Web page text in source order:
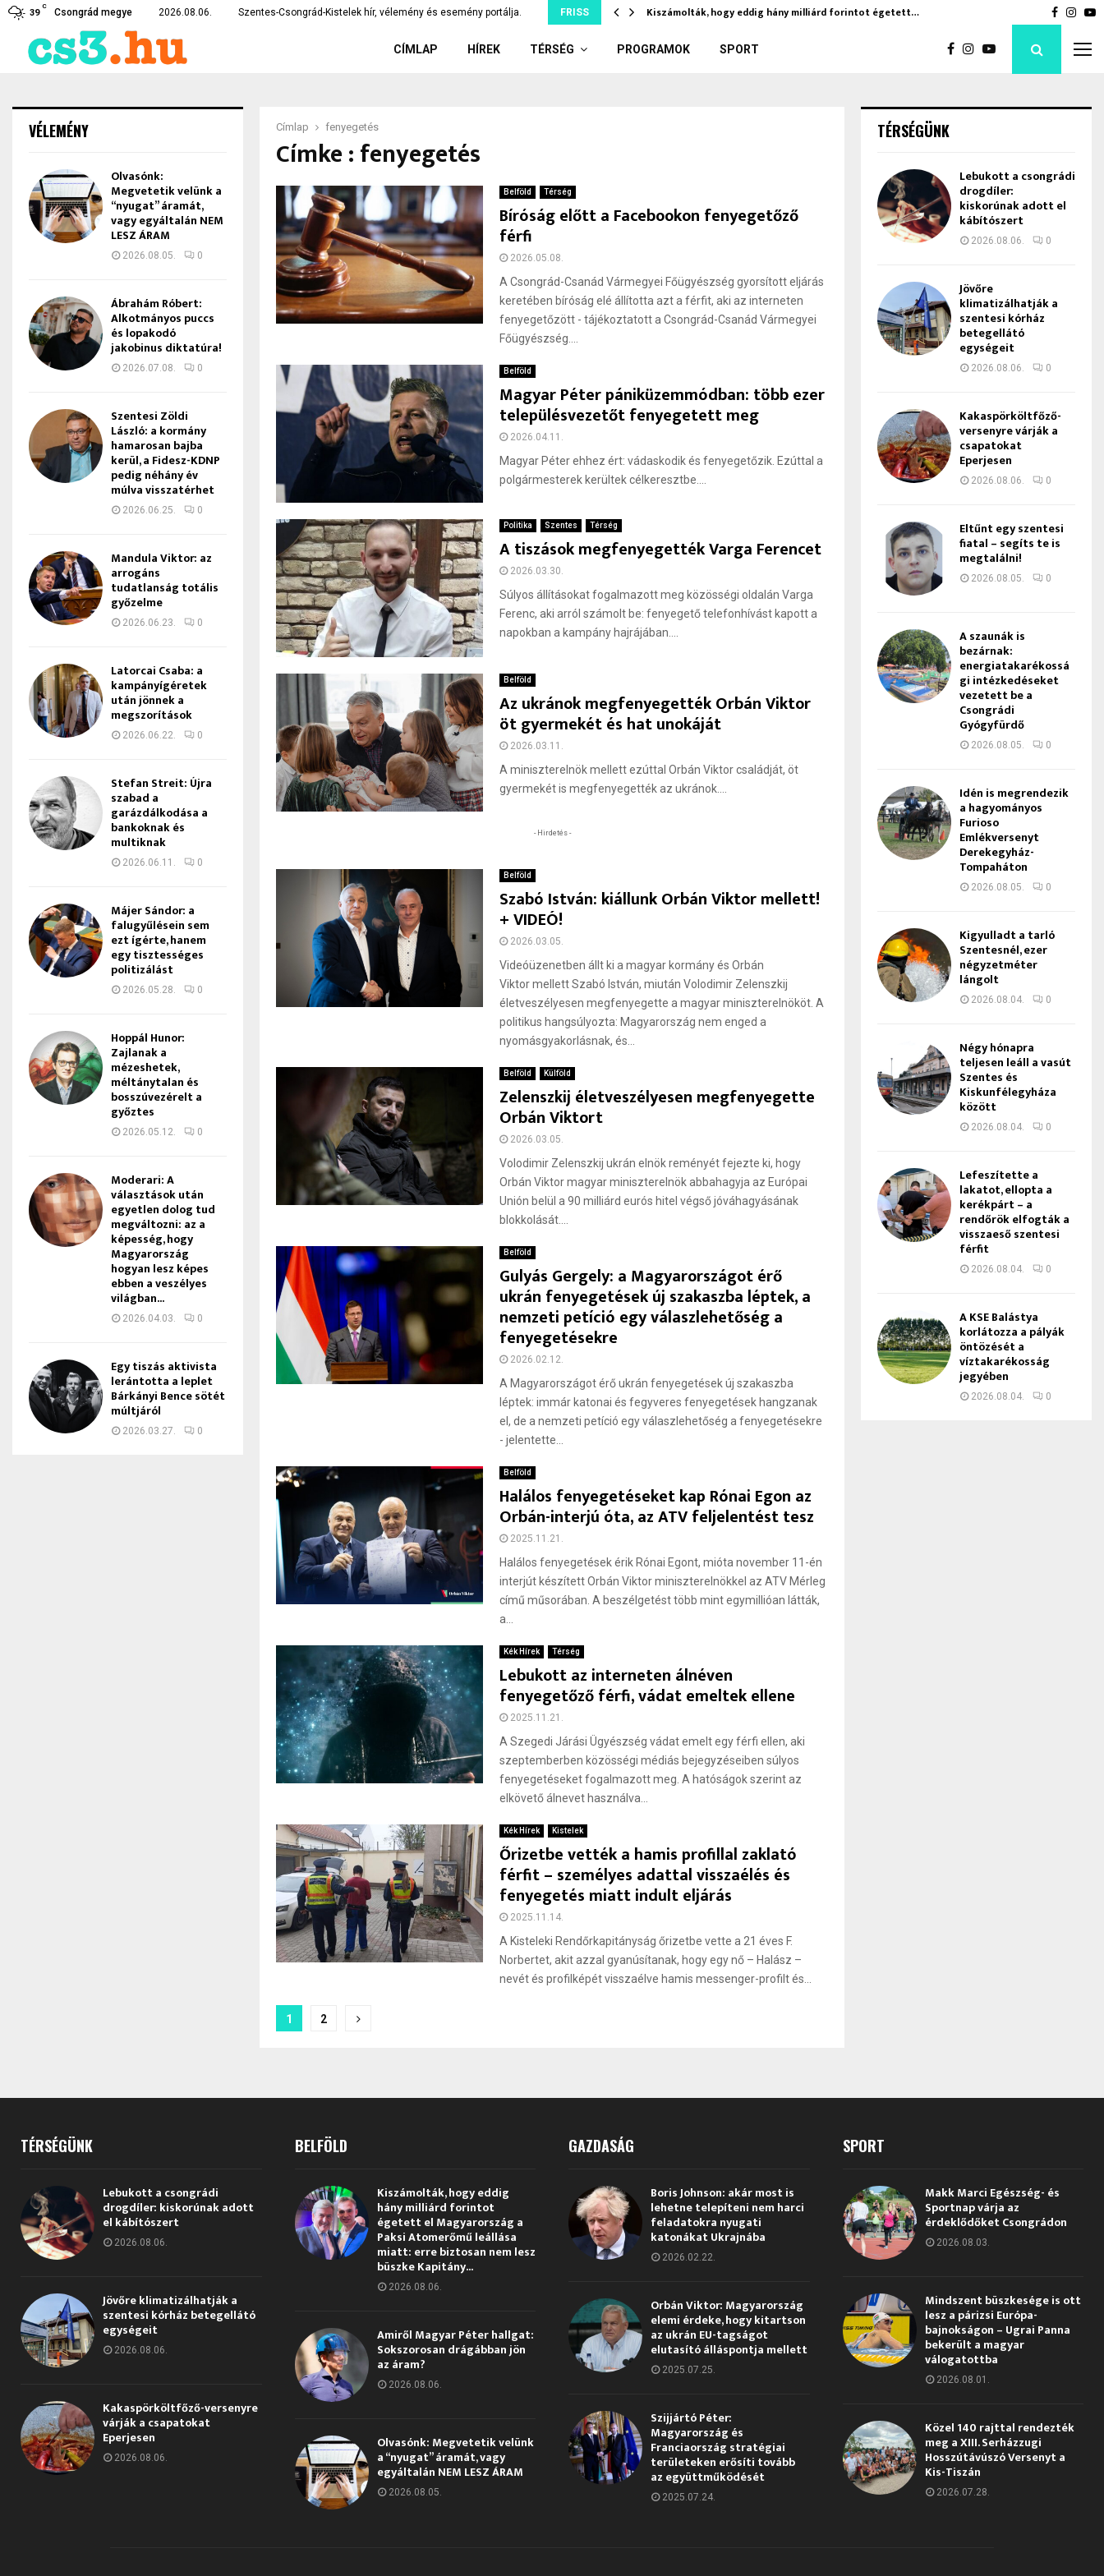
39
C
Csongrád megye 2026.08.06. Szentes-Csongrád-Kistelek hír, vélemény és esemény portálja. FRISS
intézkedéseket vezetett… Lebukott a csongrádi drogdíler: kiskorúnak adott el… Kiszámolták, hogy eddig hány milliárd forintot égetett… Jövőre
CÍMLAP HÍREK TÉRSÉG PROGRAMOK SPORT
Címlap fenyegetés
Címke : fenyegetés
Belföld Térség
Bíróság előtt a Facebookon fenyegetőző
férfi
2026.05.08.
A Csongrád-Csanád Vármegyei Főügyészség gyorsított eljárás
keretében bíróság elé állította azt a férfit, aki az interneten
fenyegetőzött - tájékoztatott a Csongrád-Csanád Vármegyei
Főügyészség....
Belföld
Magyar Péter pániküzemmódban: több ezer
településvezetőt fenyegetett meg
2026.04.11.
Magyar Péter ehhez ért: vádaskodik és fenyegetőzik. Ezúttal a
polgármesterek kerültek célkeresztbe....
Politika Szentes Térség
A tiszások megfenyegették Varga Ferencet
2026.03.30.
Súlyos állításokat fogalmazott meg közösségi oldalán Varga
Ferenc, aki arról számolt be: fenyegető telefonhívást kapott a
napokban a kampány hajrájában....
Belföld
Az ukránok megfenyegették Orbán Viktor
öt gyermekét és hat unokáját
2026.03.11.
A miniszterelnök mellett ezúttal Orbán Viktor családját, öt
gyermekét is megfenyegették az ukránok....
- Hirdetés -
Belföld
Szabó István: kiállunk Orbán Viktor mellett!
+ VIDEÓ!
2026.03.05.
Videóüzenetben állt ki a magyar kormány és Orbán
Viktor mellett Szabó István, miután Volodimir Zelenszkij
életveszélyesen megfenyegette a magyar miniszterelnököt. A
politikus hangsúlyozta: Magyarország nem enged a
nyomásgyakorlásnak, és...
Belföld Külföld
Zelenszkij életveszélyesen megfenyegette
Orbán Viktort
2026.03.05.
Volodimir Zelenszkij ukrán elnök reményét fejezte ki, hogy
Orbán Viktor magyar miniszterelnök abbahagyja az Európai
Unión belül a 90 milliárd eurós hitel végső jóváhagyásának
blokkolását....
Belföld
Gulyás Gergely: a Magyarországot érő
ukrán fenyegetések új szakaszba léptek, a
nemzeti petíció egy válaszlehetőség a
fenyegetésekre
2026.02.12.
A Magyarországot érő ukrán fenyegetések új szakaszba
léptek: immár katonai és fegyveres fenyegetések hangzanak
el, de a nemzeti petíció egy válaszlehetőség a fenyegetésekre
- jelentette...
Belföld
Halálos fenyegetéseket kap Rónai Egon az
Orbán-interjú óta, az ATV feljelentést tesz
2025.11.21.
Halálos fenyegetések érik Rónai Egont, mióta november 11-én
interjút készített Orbán Viktor miniszterelnökkel az ATV Mérleg
című műsorában. A beszélgetést több mint egymillióan látták,
a...
Kék Hírek Térség
Lebukott az interneten álnéven
fenyegetőző férfi, vádat emeltek ellene
2025.11.21.
A Szegedi Járási Ügyészség vádat emelt egy férfi ellen, aki
szeptemberben közösségi médiás bejegyzéseiben súlyos
fenyegetéseket fogalmazott meg. A hatóságok szerint az
elkövető álnevet használva...
Kék Hírek Kistelek
Őrizetbe vették a hamis profillal zaklató
férfit – személyes adattal visszaélés és
fenyegetés miatt indult eljárás
2025.11.14.
A Kisteleki Rendőrkapitányság őrizetbe vette a 21 éves F.
Norbertet, akit azzal gyanúsítanak, hogy egy nő – Halász –
nevét és profilképét visszaélve hamis messenger-profilt és...
Bejegyzések
1 2
VÉLEMÉNY
Olvasónk:
Megvetetik velünk a
“nyugat” áramát,
vagy egyáltalán NEM
LESZ ÁRAM
2026.08.05. 0
Ábrahám Róbert:
Alkotmányos puccs
és lopakodó
jakobinus diktatúra!
2026.07.08. 0
Szentesi Zöldi
László: a kormány
hamarosan bajba
kerül, a Fidesz-KDNP
pedig néhány év
múlva visszatérhet
2026.06.25. 0
Mandula Viktor: az
arrogáns
tudatlanság totális
győzelme
2026.06.23. 0
Latorcai Csaba: a
kampányígéretek
után jönnek a
megszorítások
2026.06.22. 0
Stefan Streit: Újra
szabad a
garázdálkodása a
bankoknak és
multiknak
2026.06.11. 0
Májer Sándor: a
falugyűlésein sem
ezt ígérte, hanem
egy tisztességes
politizálást
2026.05.28. 0
Hoppál Hunor:
Zajlanak a
mézeshetek,
méltánytalan és
bosszúvezérelt a
győztes
2026.05.12. 0
Moderari: A
választások után
egyetlen dolog tud
megváltozni: az a
képesség, hogy
Magyarország
hogyan lesz képes
ebben a veszélyes
világban...
2026.04.03. 0
Egy tiszás aktivista
lerántotta a leplet
Bárkányi Bence sötét
múltjáról
2026.03.27. 0
TÉRSÉGÜNK
Lebukott a csongrádi
drogdíler:
kiskorúnak adott el
kábítószert
2026.08.06. 0
Jövőre
klimatizálhatják a
szentesi kórház
betegellátó
egységeit
2026.08.06. 0
Kakaspörköltfőző-
versenyre várják a
csapatokat
Eperjesen
2026.08.06. 0
Eltűnt egy szentesi
fiatal – segíts te is
megtalálni!
2026.08.05. 0
A szaunák is
bezárnak:
energiatakarékossá
gi intézkedéseket
vezetett be a
Csongrádi
Gyógyfürdő
2026.08.05. 0
Idén is megrendezik
a hagyományos
Furioso
Emlékversenyt
Derekegyház-
Tompaháton
2026.08.05. 0
Kigyulladt a tarló
Szentesnél, ezer
négyzetméter
lángolt
2026.08.04. 0
Négy hónapra
teljesen leáll a vasút
Szentes és
Kiskunfélegyháza
között
2026.08.04. 0
Lefeszítette a
lakatot, ellopta a
kerékpárt – a
rendőrök elfogták a
visszaeső szentesi
férfit
2026.08.04. 0
A KSE Balástya
korlátozza a pályák
öntözését a
víztakarékosság
jegyében
2026.08.04. 0
TÉRSÉGÜNK
Lebukott a csongrádi
drogdíler: kiskorúnak adott
el kábítószert
2026.08.06.
Jövőre klimatizálhatják a
szentesi kórház betegellátó
egységeit
2026.08.06.
Kakaspörköltfőző-versenyre
várják a csapatokat
Eperjesen
2026.08.06.
BELFÖLD
Kiszámolták, hogy eddig
hány milliárd forintot
égetett el Magyarország a
Paksi Atomerőmű leállása
miatt: erre biztosan nem lesz
büszke Kapitány...
2026.08.06.
Amiről Magyar Péter hallgat:
Sokszorosan drágábban jön
az áram?
2026.08.06.
Olvasónk: Megvetetik velünk
a “nyugat” áramát, vagy
egyáltalán NEM LESZ ÁRAM
2026.08.05.
GAZDASÁG
Boris Johnson: akár most is
lehetne telepíteni nem harci
feladatokra nyugati
katonákat Ukrajnába
2026.02.22.
Orbán Viktor: Magyarország
elemi érdeke, hogy kitartson
az ukrán EU-tagságot
elutasító álláspontja mellett
2025.07.25.
Szijjártó Péter:
Magyarország és
Franciaország stratégiai
területeken erősíti tovább
az együttműködését
2025.07.24.
SPORT
Makk Marci Egészség- és
Sportnap várja az
érdeklődőket Csongrádon
2026.08.03.
Mindszent büszkesége is ott
lesz a párizsi Európa-
bajnokságon – Ugrai Panna
bekerült a magyar
válogatottba
2026.08.01.
Közel 140 rajttal rendezték
meg a XIII. Serházzugi
Hosszútávúszó Versenyt a
Kis-Tiszán
2026.07.28.